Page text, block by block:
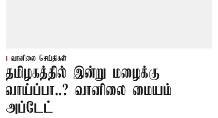
வானிலை செய்திகள்
தமிழகத்தில் இன்று மழைக்கு
வாய்ப்பா..? வானிலை மையம்
அப்டேட்